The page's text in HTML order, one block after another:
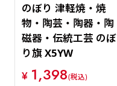
のぼり 津軽焼・焼
物・陶芸・陶器・陶
磁器・伝統工芸 のぼ
り旗 X5YW
¥ 1,398(税込)